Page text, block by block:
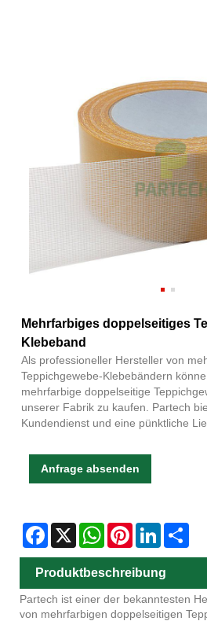
Mehrfarbiges doppelseitiges
Klebeband
Als professioneller Hersteller von
Teppichgewebe-Klebebändern
mehrfarbige doppelseitige
unserer Fabrik zu kaufen. Partech
Kundendienst und eine pünktliche
Anfrage absenden
Facebook
X WhatsAppPinterestLinkedIn
Produktbeschreibung
Partech ist einer der bekanntesten
von mehrfarbigen doppelseitigen